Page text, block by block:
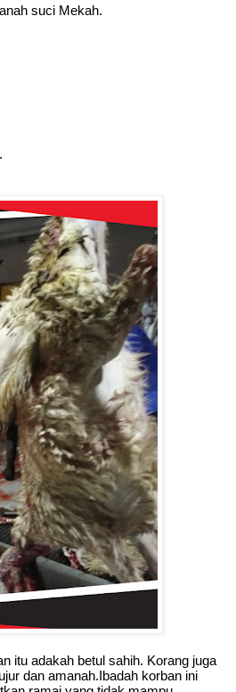
suci Mekah.
itu adakah betul sahih. Korang juga
dan amanah.Ibadah korban ini